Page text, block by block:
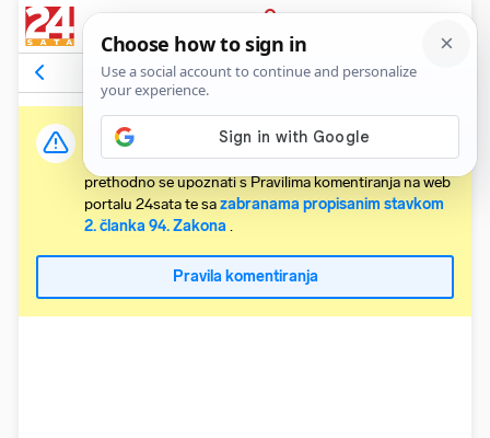
PRIJAVA
Komentari17 Relevantni
Važna obavijest:
Svaki korisnik koji želi komentirati članke obvezan je
prethodno se upoznati s Pravilima komentiranja na web
portalu 24sata te sazabranama propisanim stavkom
2. članka 94. Zakona .
Pravila komentiranja